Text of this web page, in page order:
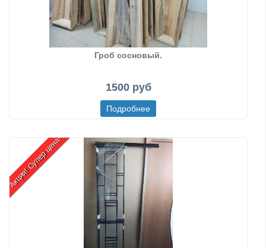
Гроб сосновый.
1500 руб
Акция! Супер цена!